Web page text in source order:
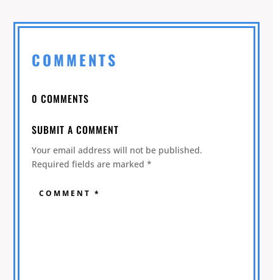
COMMENTS
0 COMMENTS
SUBMIT A COMMENT
Your email address will not be published.
Required fields are marked*